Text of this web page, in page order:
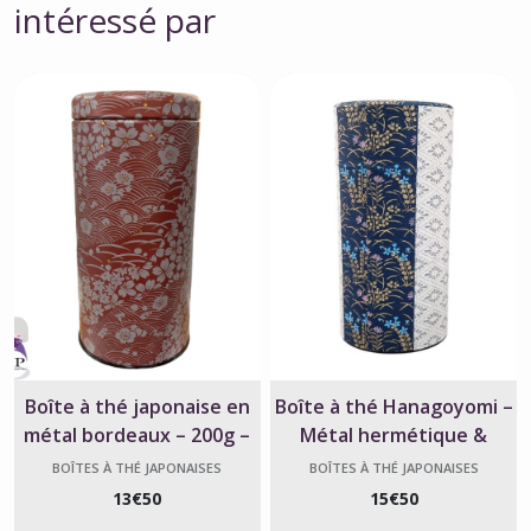
intéressé par
Boîte à thé japonaise en
métal bordeaux – 200g –
Fleurs
BOÎTES À THÉ JAPONAISES
13€50
Boîte à thé Hanagoyomi –
Métal hermétique &
Washi bleu – 200 g
BOÎTES À THÉ JAPONAISES
15€50